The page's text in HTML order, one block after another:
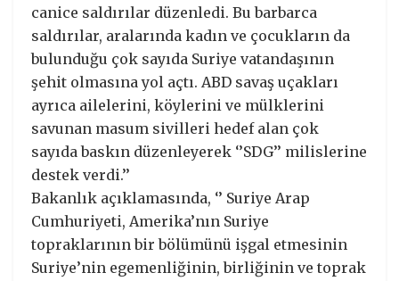
canice saldırılar düzenledi. Bu barbarca
saldırılar, aralarında kadın ve çocukların da
bulunduğu çok sayıda Suriye vatandaşının
şehit olmasına yol açtı. ABD savaş uçakları
ayrıca ailelerini, köylerini ve mülklerini
savunan masum sivilleri hedef alan çok
sayıda baskın düzenleyerek ‘’SDG’’ milislerine
destek verdi.’’
Bakanlık açıklamasında, ‘’ Suriye Arap
Cumhuriyeti, Amerika’nın Suriye
topraklarının bir bölümünü işgal etmesinin
Suriye’nin egemenliğinin, birliğinin ve toprak